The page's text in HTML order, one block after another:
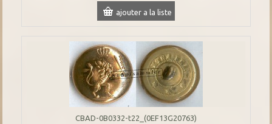
ajouter a la liste
CBAD-0B0332-t22_(0EF13G20763)